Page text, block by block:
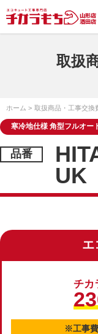
取扱
ホーム 取扱商品・工事交換
寒冷地仕様 角型フルオー
UK
エ
チカ
※工事